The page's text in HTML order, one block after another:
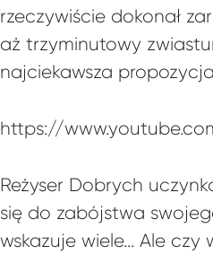
rzeczywiście dokonał
aż trzyminutowy
najciekawsza
https://
Reżyser Dobrych
się do zabójstwa
wskazuje wiele… Ale czy